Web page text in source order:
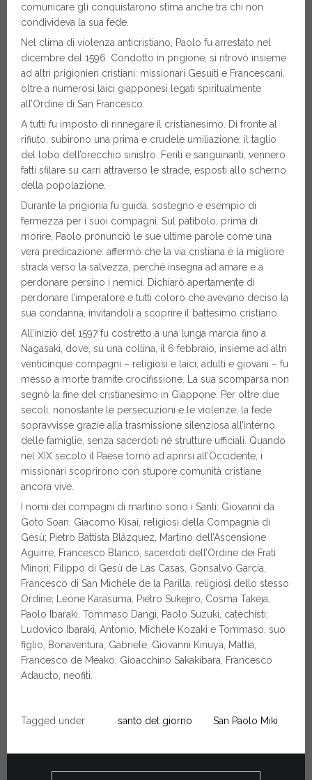
comunicare gli conquistarono stima anche tra chi non
condivideva la sua fede.
Nel clima di violenza anticristiano, Paolo fu arrestato nel
dicembre del 1596. Condotto in prigione, si ritrovò insieme
ad altri prigionieri cristiani: missionari Gesuiti e Francescani,
oltre a numerosi laici giapponesi legati spiritualmente
all’Ordine di San Francesco.
A tutti fu imposto di rinnegare il cristianesimo. Di fronte al
rifiuto, subirono una prima e crudele umiliazione: il taglio
del lobo dell’orecchio sinistro. Feriti e sanguinanti, vennero
fatti sfilare su carri attraverso le strade, esposti allo scherno
della popolazione.
Durante la prigionia fu guida, sostegno e esempio di
fermezza per i suoi compagni. Sul patibolo, prima di
morire, Paolo pronunciò le sue ultime parole come una
vera predicazione: affermò che la via cristiana è la migliore
strada verso la salvezza, perché insegna ad amare e a
perdonare persino i nemici. Dichiarò apertamente di
perdonare l’imperatore e tutti coloro che avevano deciso la
sua condanna, invitandoli a scoprire il battesimo cristiano.
All’inizio del 1597 fu costretto a una lunga marcia fino a
Nagasaki, dove, su una collina, il 6 febbraio, insieme ad altri
venticinque compagni – religiosi e laici, adulti e giovani – fu
messo a morte tramite crocifissione. La sua scomparsa non
segnò la fine del cristianesimo in Giappone. Per oltre due
secoli, nonostante le persecuzioni e le violenze, la fede
sopravvisse grazie alla trasmissione silenziosa all’interno
delle famiglie, senza sacerdoti né strutture ufficiali. Quando
nel XIX secolo il Paese tornò ad aprirsi all’Occidente, i
missionari scoprirono con stupore comunità cristiane
ancora vive.
I nomi dei compagni di martirio sono i Santi: Giovanni da
Goto Soan, Giacomo Kisai, religiosi della Compagnia di
Gesù; Pietro Battista Blázquez, Martino dell’Ascensione
Aguirre, Francesco Blanco, sacerdoti dell’Ordine dei Frati
Minori; Filippo di Gesù de Las Casas, Gonsalvo García,
Francesco di San Michele de la Parilla, religiosi dello stesso
Ordine; Leone Karasuma, Pietro Sukejiro, Cosma Takeja,
Paolo Ibaraki, Tommaso Dangi, Paolo Suzuki, catechisti;
Ludovico Ibaraki, Antonio, Michele Kozaki e Tommaso, suo
figlio, Bonaventura, Gabriele, Giovanni Kinuya, Mattia,
Francesco de Meako, Gioacchino Sakakibara, Francesco
Adaucto, neofiti.
Tagged under: santo del giorno San Paolo Miki